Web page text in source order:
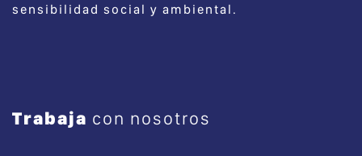
sensibilidad social y ambiental.
Trabaja con nosotros